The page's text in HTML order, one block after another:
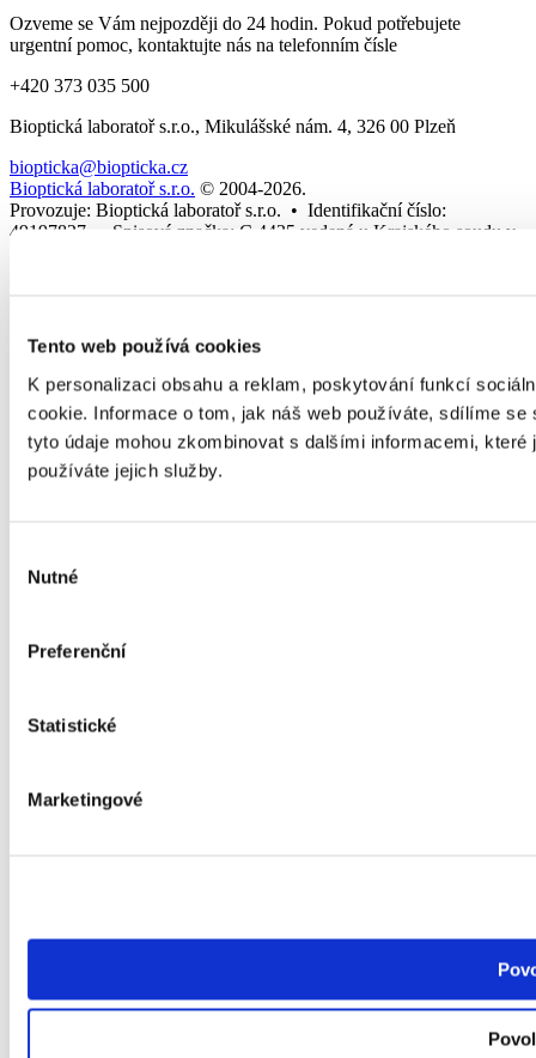
Tento web používá cookies
K personalizaci obsahu a reklam, poskytování funkcí
cookie. Informace o tom, jak náš web používáte, sdílíme
tyto údaje mohou zkombinovat s dalšími informacemi,
používáte jejich služby.
souhlasu
Nutné
Preferenční
Statistické
Marketingové
Ozveme se Vám nejpozději do 24 hodin. Pokud potřebujete
urgentní pomoc, kontaktujte nás na telefonním čísle
+420 373 035 500
Bioptická laboratoř s.r.o., Mikulášské nám. 4, 326 00 Plzeň
biopticka@biopticka.cz
Bioptická laboratoř s.r.o. © 2004-2026.
Provozuje: Bioptická laboratoř s.r.o. • Identifikační číslo:
49197827 • Spisová značka: C 4435 vedená u Krajského soudu v